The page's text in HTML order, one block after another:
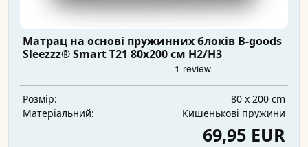
Матрац на основі пружинних блоків B-goods
Sleezzz® Smart T21 80x200 см H2/H3
Розмір:
80 x 200 cm
Матеріальний:
Кишенькові пружини
69,95 EUR